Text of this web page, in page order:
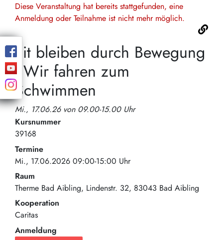
Diese Veranstaltung hat bereits stattgefunden, eine
Anmeldung oder Teilnahme ist nicht mehr möglich.
Fit bleiben durch Bewegung
- Wir fahren zum
Schwimmen
Mi., 17.06.26 von 09.00-15.00 Uhr
Kursnummer
39168
Termine
Mi., 17.06.2026 09:00-15:00 Uhr
Raum
Therme Bad Aibling Lindenstr. 32 83043 Bad Aibling
Kooperation
Caritas
Anmeldung